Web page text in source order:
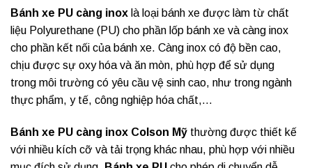
Bánh xe PU càng inox là loại bánh xe được làm từ chất
liệu Polyurethane (PU) cho phần lốp bánh xe và càng inox
cho phần kết nối của bánh xe. Càng inox có độ bền cao,
chịu được sự oxy hóa và ăn mòn, phù hợp để sử dụng
trong môi trường có yêu cầu vệ sinh cao, như trong ngành
thực phẩm, y tế, công nghiệp hóa chất,…
Bánh xe PU càng inox Colson Mỹ thường được thiết kế
với nhiều kích cỡ và tải trọng khác nhau, phù hợp với nhiều